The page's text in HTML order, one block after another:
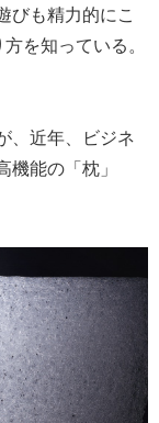
びも精力的にこ
を知っている。
、近年、ビジネ
能の「枕」